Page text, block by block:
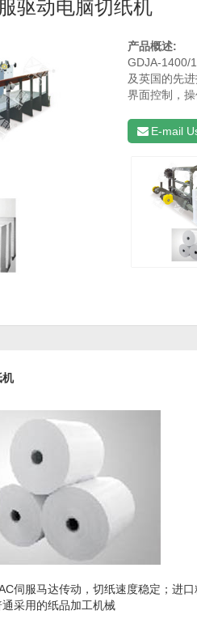
驱动电脑切纸机
产品概述:
GDJA-1400/
及英国的先
界面控制，
E-mail
机
伺服马达传动，切纸速度稳定；进
采用的纸品加工机械